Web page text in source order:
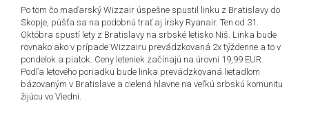
Po tom čo maďarský Wizzair úspešne spustil linku z Bratislavy do
Skopje, púšťa sa na podobnú trať aj írsky Ryanair. Ten od 31.
Októbra spustí lety z Bratislavy na srbské letisko Niš. Linka bude
rovnako ako v prípade Wizzairu prevádzkovaná 2x týždenne a to v
pondelok a piatok. Ceny leteniek začínajú na úrovni 19,99 EUR.
Podľa letového poriadku bude linka prevádzkovaná lietadlom
bázovaným v Bratislave a cielená hlavne na veľkú srbskú komunitu
žijúcu vo Viedni.